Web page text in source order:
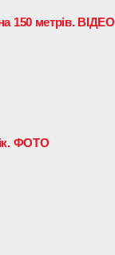
150 метрів. ВІДЕО
ФОТО